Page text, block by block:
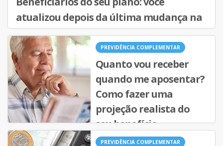
atualizou depois da última mudança na
família?
PREVIDÊNCIA COMPLEMENTAR
Quanto vou receber
quando me aposentar?
Como fazer uma
projeção realista do
seu benefício
PREVIDÊNCIA COMPLEMENTAR